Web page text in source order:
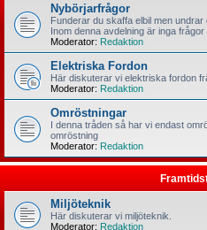
Nybörjarfrågor
Funderar du skaffa elbil men
Inom denna avdelning är inga frågor
Moderator: Redaktion
Elektriska Fordon
Här diskuterar vi elektriska fordon
Moderator: Redaktion
Omröstningar
I denna tråden så har vi endast
omröstning
Moderator: Redaktion
Miljöteknik
Här diskuterar vi miljöteknik.
Moderator: Redaktion